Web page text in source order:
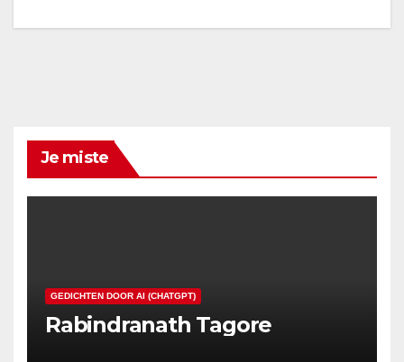
Je miste
GEDICHTEN DOOR AI (CHATGPT)
Rabindranath Tagore